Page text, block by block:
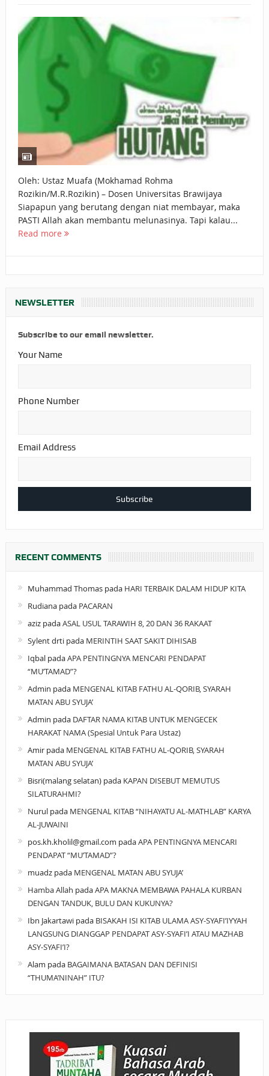
BAGAIMANA CARA MEMBAYAR ZAKAT UANG?
UANG HARAM BISA MENJADI HALAL JIKA SEBAB
KEPEMILIKANNYA BERUBAH
ISTIDLAL BATIL VS ISTIDLAL SYAR’I
BAHASA CINTA KARENA ALLAH
HUKUM MEMBAYAR ZAKAT DENGAN CARA MENGANGSUR
HUKUM MEMBAYAR ZAKAT KEPADA KERABAT SENDIRI
Oleh: Ustaz Muafa (Mokhamad Rohma
Rozikin/M.R.Rozikin) – Dosen Universitas Brawijaya
Siapapun yang berutang dengan niat membayar, maka
PASTI Allah akan membantu melunasinya. Tapi kalau...
Read more
NEWSLETTER
Subscribe to our email newsletter.
Your Name
Phone Number
Email Address
RECENT COMMENTS
Muhammad Thomaspada HARI TERBAIK DALAM HIDUP KITA
Rudianapada PACARAN
azizpadaASAL USUL TARAWIH 8, 20 DAN 36 RAKAAT
Sylent drtipada MERINTIH SAAT SAKIT DIHISAB
IqbalpadaAPA PENTINGNYA MENCARI PENDAPAT
“MU’TAMAD”?
Admin pada MENGENAL KITAB FATHU AL-QORIB, SYARAH
MATAN ABU SYUJA’
Admin pada DAFTAR NAMA KITAB UNTUK MENGECEK
HARAKAT NAMA (Spesial Untuk Para Ustaz)
Amirpada MENGENAL KITAB FATHU AL-QORIB, SYARAH
MATAN ABU SYUJA’
Bisri(malang selatan)pada KAPAN DISEBUT MEMUTUS
SILATURAHMI?
Nurulpada MENGENAL KITAB “NIHAYATU AL-MATHLAB” KARYA
AL-JUWAINI
pos.kh.kholil@gmail.com padaAPA PENTINGNYA MENCARI
PENDAPAT “MU’TAMAD”?
muadzpada MENGENAL MATAN ABU SYUJA’
Hamba Allah padaAPA MAKNA MEMBAWA PAHALA KURBAN
DENGAN TANDUK, BULU DAN KUKUNYA?
Ibn Jakartawipada BISAKAH ISI KITAB ULAMA ASY-SYAFI’IYYAH
LANGSUNG DIANGGAP PENDAPAT ASY-SYAFI’I ATAU MAZHAB
ASY-SYAFI’I?
Alam pada BAGAIMANA BATASAN DAN DEFINISI
“THUMA’NINAH” ITU?